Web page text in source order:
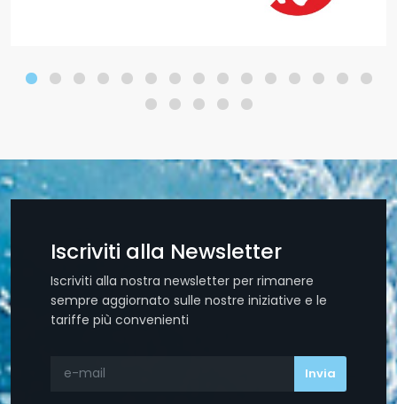
Iscriviti alla Newsletter
Iscriviti alla nostra newsletter per rimanere
sempre aggiornato sulle nostre iniziative e le
tariffe più convenienti